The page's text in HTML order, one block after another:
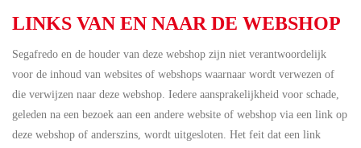
LINKS VAN EN NAAR DE WEBSHOP
Segafredo en de houder van deze webshop zijn niet verantwoordelijk
voor de inhoud van websites of webshops waarnaar wordt verwezen of
die verwijzen naar deze webshop. Iedere aansprakelijkheid voor schade,
geleden na een bezoek aan een andere website of webshop via een link op
deze webshop of anderszins, wordt uitgesloten. Het feit dat een link